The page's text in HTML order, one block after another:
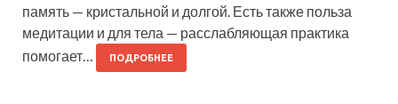
память — кристальной и долгой. Есть также польза
медитации и для тела — расслабляющая практика
помогает…
ПОДРОБНЕЕ